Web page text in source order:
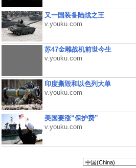
又一国装备陆战之王
v.youku.com
苏47金雕战机前世今生
v.youku.com
印度撕毁和以色列大单
v.youku.com
美国要涨“保护费”
v.youku.com